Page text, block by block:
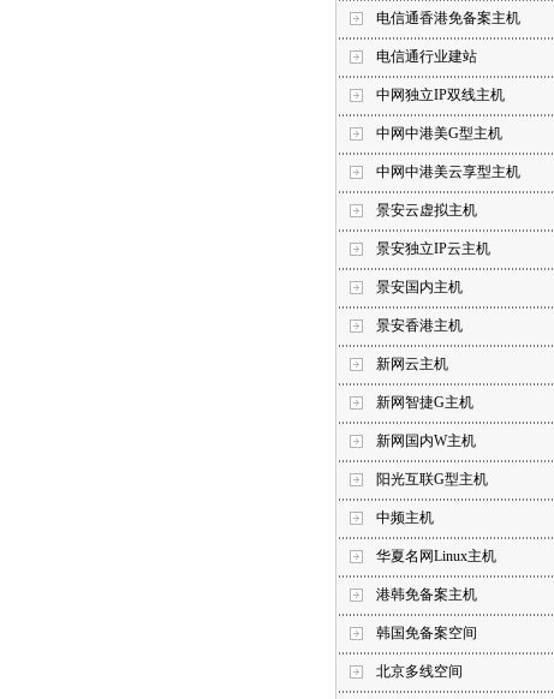
电信通香港免备案主机
电信通行业建站
中网独立IP双线主机
中网中港美G型主机
中网中港美云享型主机
景安云虚拟主机
景安独立IP云主机
景安国内主机
景安香港主机
新网云主机
新网智捷G主机
新网国内W主机
阳光互联G型主机
中频主机
华夏名网Linux主机
港韩免备案主机
韩国免备案空间
北京多线空间